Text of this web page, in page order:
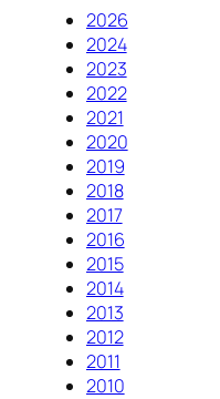
2026
2024
2023
2022
2021
2020
2019
2018
2017
2016
2015
2014
2013
2012
2011
2010